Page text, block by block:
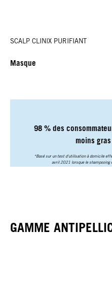
SCALP CLINIX PURIFIANT
Masque
98 % des
moins
*Basé sur un test d'utilisation à domicile
avril 2021 lorsque le shampooing
GAMME